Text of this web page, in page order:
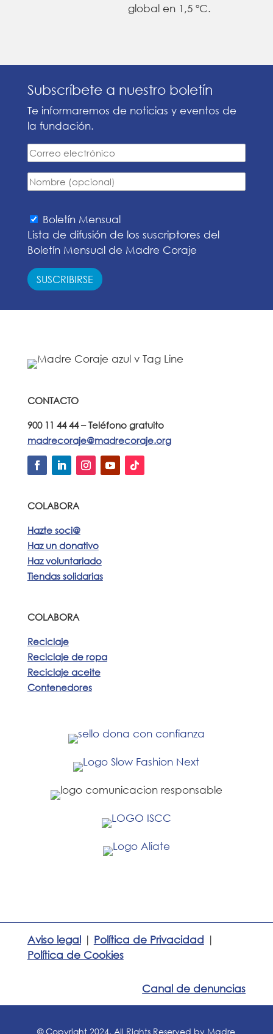
global en 1,5 ºC.
Subscríbete a nuestro boletín
Te informaremos de noticias y eventos de
la fundación.
Boletín Mensual
Lista de difusión de los suscriptores del
Boletín Mensual de Madre Coraje
CONTACTO
900 11 44 44 – Teléfono gratuito
madrecoraje@madrecoraje.org
COLABORA
Hazte soci@
Haz un donativo
Haz voluntariado
Tiendas solidarias
COLABORA
Reciclaje
Reciclaje de ropa
Reciclaje aceite
Contenedores
Aviso legal| Política de Privacidad |
Política de Cookies
Canal de denuncias
© Copyright 2024, All Rights Reserved by Madre